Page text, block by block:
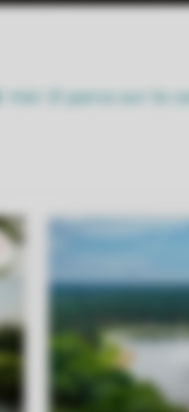
Voir 21 parcs sur la